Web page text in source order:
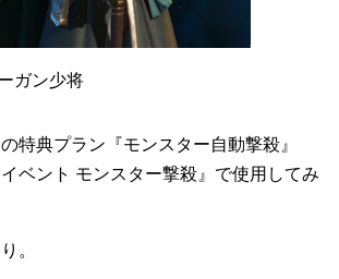
ガン少将
特典プラン『モンスター自動撃殺』
ベント モンスター撃殺』で使用してみ
。